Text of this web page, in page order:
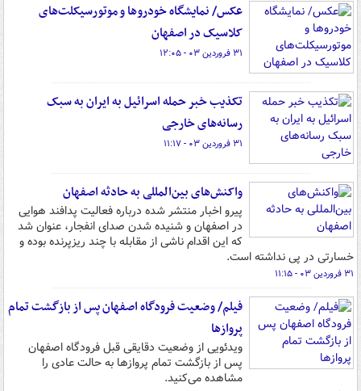
عکس/ نمایشگاه خودروها و موتورسیکلت‌های
کلاسیک در اصفهان
۳۱ فروردین ۰۳ - ۱۲:۰۵
تکذیب خبر حمله اسرائیل به ایران به سبک
رسانه‌های خارجی
۳۱ فروردین ۰۳ - ۱۱:۱۷
واکنش‌های بین‌المللی به حادثه اصفهان
پیرو اخبار منتشر شده درباره فعالیت پدافند هوایی
در اصفهان و شنیده شدن صدای انفجار، عنوان شد
که این اقدام ناشی از مقابله با چند ریزپرنده بوده و
خسارتی در پی نداشته است.
۳۱ فروردین ۰۳ - ۱۱:۱۵
فیلم/ وضعیت فرودگاه اصفهان پس از بازگشت تمام
پروازها
ویدئویی از وضعیت دقایقی قبل فرودگاه اصفهان
پس از بازگشت تمام پروازها به حالت عادی را
مشاهده می‌کنید.